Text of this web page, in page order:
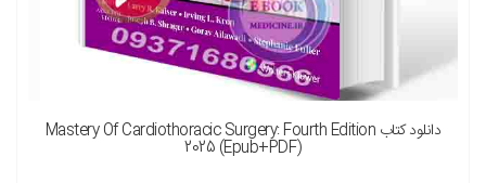
دانلود کتاب Mastery Of Cardiothoracic Surgery: Fourth Edition
2025 (Epub+PDF)